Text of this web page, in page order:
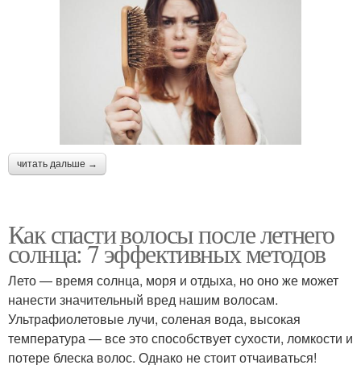
читать дальше →
Как спасти волосы после летнего
солнца: 7 эффективных методов
Лето — время солнца, моря и отдыха, но оно же может
нанести значительный вред нашим волосам.
Ультрафиолетовые лучи, соленая вода, высокая
температура — все это способствует сухости, ломкости и
потере блеска волос. Однако не стоит отчаиваться!